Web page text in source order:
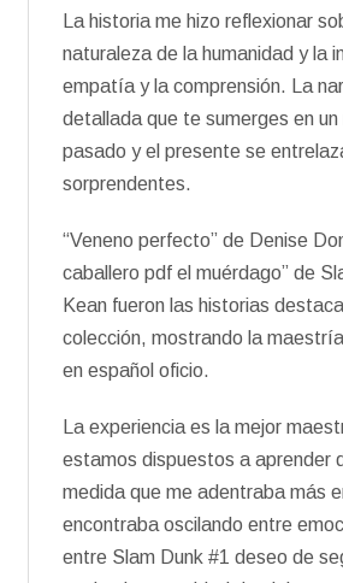
La historia me hizo reflexionar
naturaleza de la humanidad y la
empatía y la comprensión. La
detallada que te sumerges en un
pasado y el presente se
sorprendentes.
“Veneno perfecto” de Denise
caballero pdf el muérdago” de
Kean fueron las historias
colección, mostrando la
en español oficio.
La experiencia es la mejor
estamos dispuestos a aprender
medida que me adentraba más
encontraba oscilando entre
entre Slam Dunk #1 deseo de